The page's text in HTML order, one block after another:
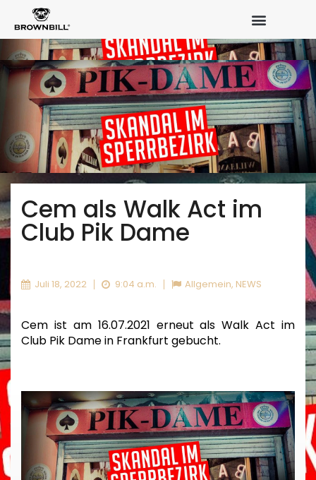
Cem als Walk Act im
Club Pik Dame
Juli 18, 2022 9:04 a.m. Allgemein, NEWS
Cem ist am 16.07.2021 erneut als Walk Act im
Club Pik Dame in Frankfurt gebucht.